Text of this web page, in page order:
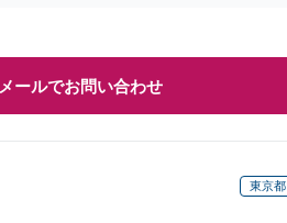
メールでお問い合わせ
東京都